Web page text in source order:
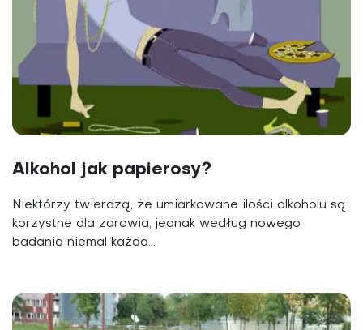
Alkohol jak papierosy?
Niektórzy twierdzą, że umiarkowane ilości alkoholu są
korzystne dla zdrowia, jednak według nowego
badania niemal każda...